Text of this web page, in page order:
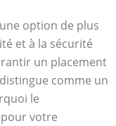
option de plus
et à la sécurité
un placement
comme un
le
votre